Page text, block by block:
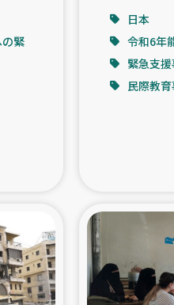
フェアトレード事業
ナロ県マウベシ郡でのコー
女性の生計向上支
緊
日本
令和6年
緊急支
民際教